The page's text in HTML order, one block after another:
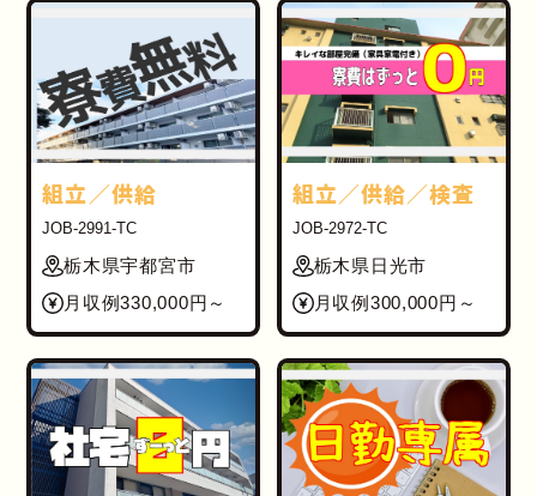
組立／供給
JOB-2991-TC
栃木県宇都宮市
月収例330,000円～
組立／供給／検査
JOB-2972-TC
栃木県日光市
月収例300,000円～